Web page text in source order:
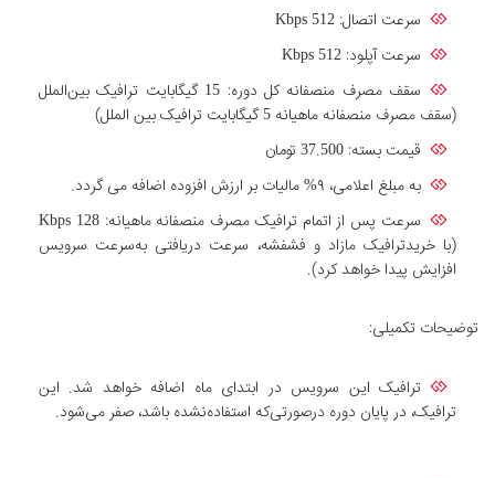
سرعت اتصال: Kbps 512
سرعت آپلود: Kbps 512
سقف مصرف منصفانه کل دوره: 15 گیگابایت ترافیک بین‌الملل
(سقف مصرف منصفانه ماهیانه 5 گیگابایت ترافیک بین الملل)
قیمت بسته: 37.500 تومان
به مبلغ اعلامی، ۹% مالیات بر ارزش افزوده اضافه می گردد.
سرعت پس از اتمام ترافیک مصرف منصفانه ماهیانه: Kbps 128
(با خریدترافیک مازاد و فشفشه، سرعت دریافتی به‌سرعت سرویس
افزایش پیدا خواهد کرد).
توضیحات تکمیلی:
ترافیک این سرویس در ابتدای ماه اضافه خواهد شد. این
ترافیک، در پایان دوره درصورتی‌که استفاده‌نشده باشد، صفر می‌شود.